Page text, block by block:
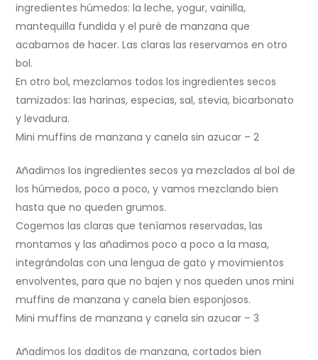
ingredientes húmedos: la leche, yogur, vainilla,
mantequilla fundida y el puré de manzana que
acabamos de hacer. Las claras las reservamos en otro
bol.
En otro bol, mezclamos todos los ingredientes secos
tamizados: las harinas, especias, sal, stevia, bicarbonato
y levadura.
Mini muffins de manzana y canela sin azucar – 2
Añadimos los ingredientes secos ya mezclados al bol de
los húmedos, poco a poco, y vamos mezclando bien
hasta que no queden grumos.
Cogemos las claras que teníamos reservadas, las
montamos y las añadimos poco a poco a la masa,
integrándolas con una lengua de gato y movimientos
envolventes, para que no bajen y nos queden unos mini
muffins de manzana y canela bien esponjosos.
Mini muffins de manzana y canela sin azucar – 3
Añadimos los daditos de manzana, cortados bien